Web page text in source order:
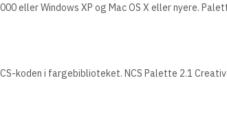
eller Windows XP og Mac OS X eller nyere.
koden i fargebiblioteket. NCS Palette 2.1